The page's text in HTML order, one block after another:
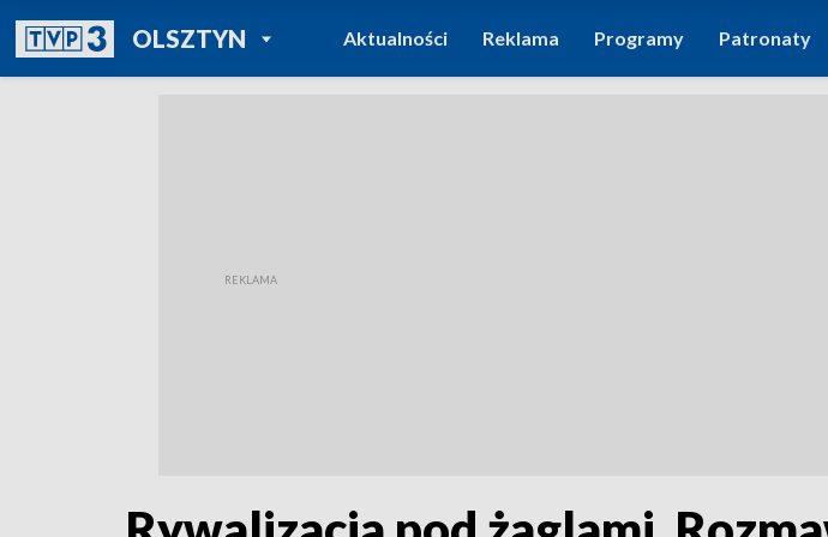
OLSZTYNPOWRÓT DO
TVP REGIONY
Aktualności Reklama Programy Patronaty